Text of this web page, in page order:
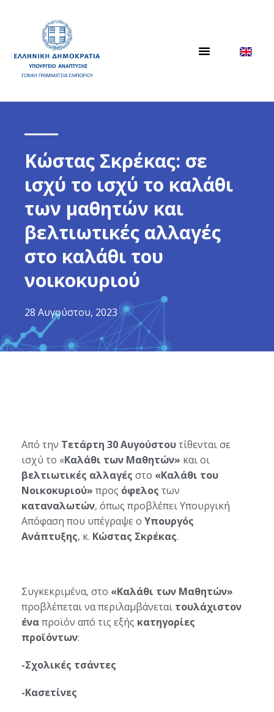
Κώστας Σκρέκας: σε
ισχύ το ισχύ το καλάθι
των μαθητών και
βελτιωτικές αλλαγές
στο καλάθι του
νοικοκυριού
28 Αυγούστου, 2023
Από την Τετάρτη 30 Αυγούστουτίθενται σε
ισχύ το «Καλάθι των Μαθητών» και οι
βελτιωτικές αλλαγές στο «Καλάθι του
Νοικοκυριού» προς όφελος των
καταναλωτών, όπως προβλέπει Υπουργική
Απόφαση που υπέγραψε ο Υπουργός
Ανάπτυξης, κ. Κώστας Σκρέκας.
Συγκεκριμένα, στο «Καλάθι των Μαθητών»
προβλέπεται να περιλαμβάνεται τουλάχιστον
έναπροϊόν από τις εξής κατηγορίες
προϊόντων:
-Σχολικές τσάντες
-Κασετίνες